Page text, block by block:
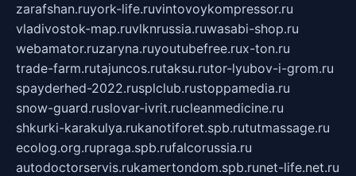
zarafshan.ruyork-life.ruvintovoykompressor.ru
vladivostok-map.ruvlknrussia.ruwasabi-shop.ru
webamator.ruzaryna.ruyoutubefree.rux-ton.ru
trade-farm.rutajuncos.rutaksu.rutor-lyubov-i-grom.ru
spayderhed-2022.rusplclub.rustoppamedia.ru
snow-guard.ruslovar-ivrit.rucleanmedicine.ru
shkurki-karakulya.rukanotiforet.spb.rututmassage.ru
ecolog.org.rupraga.spb.rufalcorussia.ru
autodoctorservis.rukamertondom.spb.runet-life.net.ru